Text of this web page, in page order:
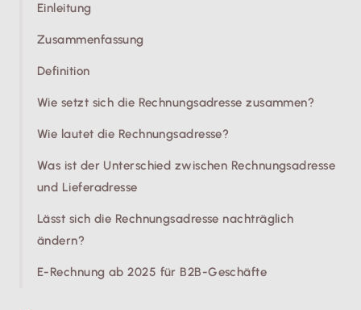
Einleitung
Zusammenfassung
Definition
Wie setzt sich die Rechnungsadresse zusammen?
Wie lautet die Rechnungsadresse?
Was ist der Unterschied zwischen Rechnungsadresse
und Lieferadresse
Lässt sich die Rechnungsadresse nachträglich
ändern?
E-Rechnung ab 2025 für B2B-Geschäfte